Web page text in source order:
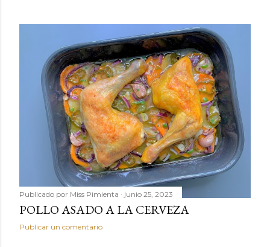
Publicado por Miss Pimienta junio 25, 2023
POLLO ASADO A LA CERVEZA
Publicar un comentario